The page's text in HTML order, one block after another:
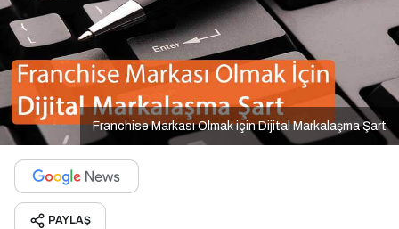
Franchise Markası Olmak için Dijital Markalaşma Şart
PAYLAŞ